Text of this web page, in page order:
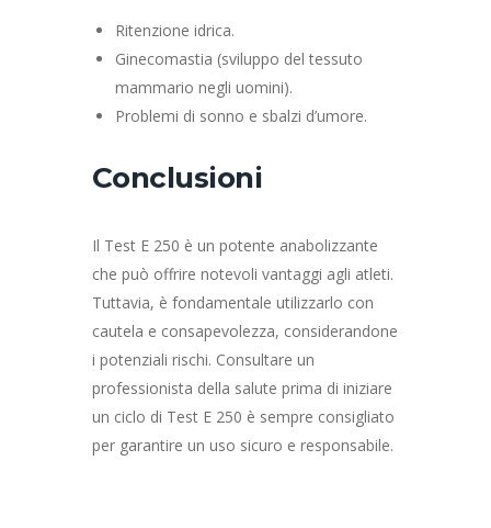
Ritenzione idrica.
Ginecomastia (sviluppo del tessuto
mammario negli uomini).
Problemi di sonno e sbalzi d’umore.
Conclusioni
Il Test E 250 è un potente anabolizzante
che può offrire notevoli vantaggi agli atleti.
Tuttavia, è fondamentale utilizzarlo con
cautela e consapevolezza, considerandone
i potenziali rischi. Consultare un
professionista della salute prima di iniziare
un ciclo di Test E 250 è sempre consigliato
per garantire un uso sicuro e responsabile.